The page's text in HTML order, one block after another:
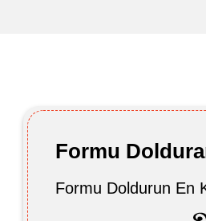
Formu
Formu Doldurun En